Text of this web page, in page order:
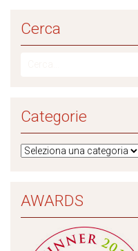
Cerca
Categorie
AWARDS